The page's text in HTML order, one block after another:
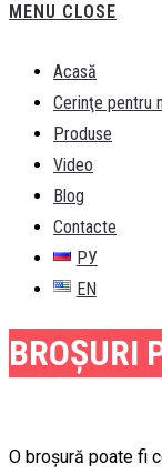
MENU CLOSE
Acasă
Cerinţe pentru
Produse
Video
Blog
Contacte
РУ
EN
BROȘURI
O broșură poate fi